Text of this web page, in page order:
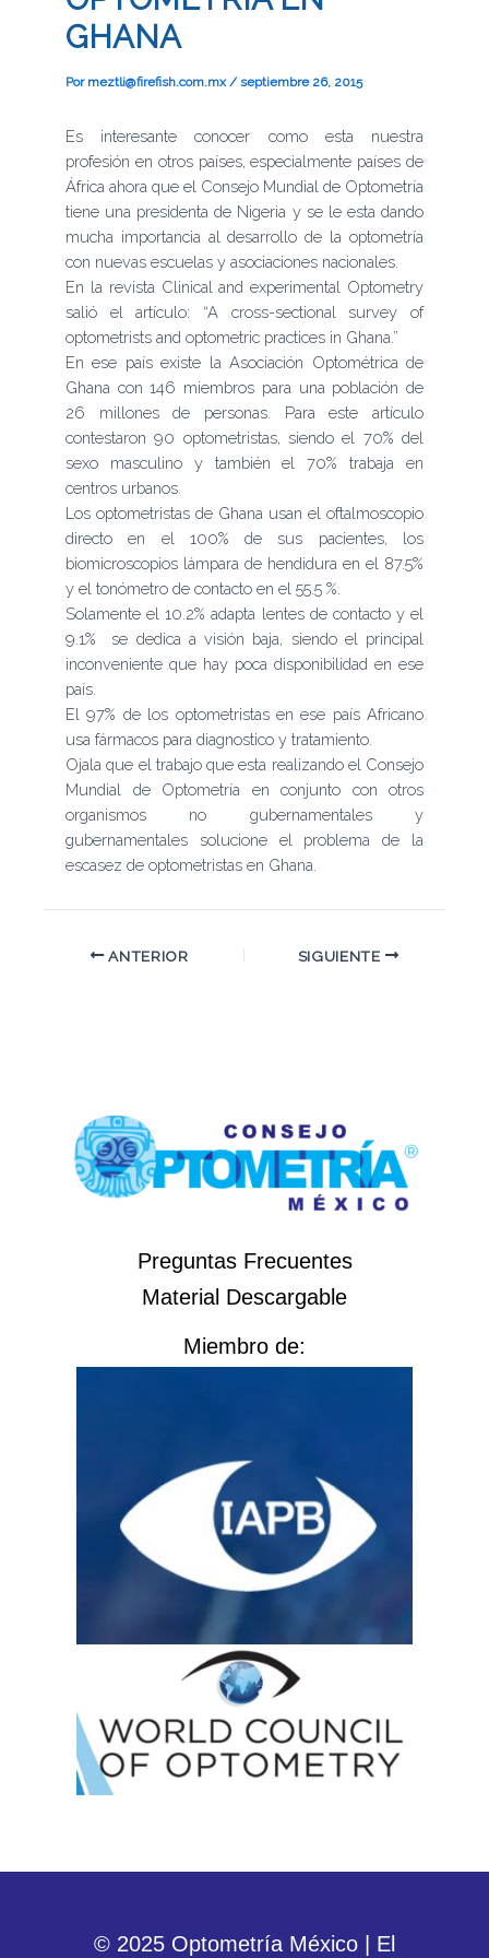
GHANA
Por meztli@firefish.com.mx /septiembre 26, 2015
Es interesante conocer como esta nuestra
profesión en otros países, especialmente países de
África ahora que el Consejo Mundial de Optometría
tiene una presidenta de Nigeria y se le esta dando
mucha importancia al desarrollo de la optometría
con nuevas escuelas y asociaciones nacionales.
En la revista Clinical and experimental Optometry
salió el artículo: “A cross-sectional survey of
optometrists and optometric practices in Ghana.”
En ese país existe la Asociación Optométrica de
Ghana con 146 miembros para una población de
26 millones de personas. Para este artículo
contestaron 90 optometristas, siendo el 70% del
sexo masculino y también el 70% trabaja en
centros urbanos.
Los optometristas de Ghana usan el oftalmoscopio
directo en el 100% de sus pacientes, los
biomicroscopios lámpara de hendidura en el 87.5%
y el tonómetro de contacto en el 55.5 %.
Solamente el 10.2% adapta lentes de contacto y el
9.1% se dedica a visión baja, siendo el principal
inconveniente que hay poca disponibilidad en ese
país.
El 97% de los optometristas en ese país Africano
usa fármacos para diagnostico y tratamiento.
Ojala que el trabajo que esta realizando el Consejo
Mundial de Optometría en conjunto con otros
organismos no gubernamentales y
gubernamentales solucione el problema de la
escasez de optometristas en Ghana.
ANTERIOR SIGUIENTE
Preguntas Frecuentes
Material Descargable
Miembro de:
© 2025 Optometría México | El